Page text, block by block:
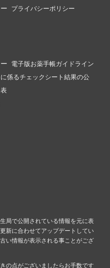
プライバシーポリシー
電子版お薬手帳ガイドライン
に係るチェックシート結果の公
表
局で公開されている情報を元に表
新に合わせてアップデートしてい
い情報が表示される事ことがござ
の点がございましたらお手数です